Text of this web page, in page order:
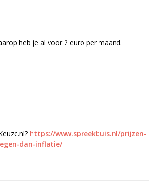
heb je al voor 2 euro per maand.
https://www.spreekbuis.nl/prijzen-
dan-inflatie/